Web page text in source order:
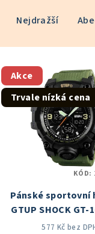
Nejdražší
Akce
Trvale nízká cena
Pánské sportovní
GTUP SHOCK GT-
Skladem v
577 Kč bez
KÓD: